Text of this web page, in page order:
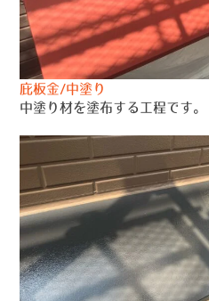
庇板金/中塗り
中塗り材を塗布する工程です。